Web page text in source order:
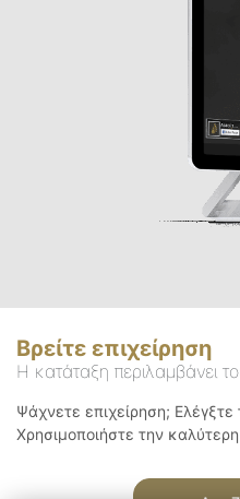
Βρείτε επιχείρηση
Η κατάταξη περιλαμβάνει
Ψάχνετε επιχείρηση;
Χρησιμοποιήστε την